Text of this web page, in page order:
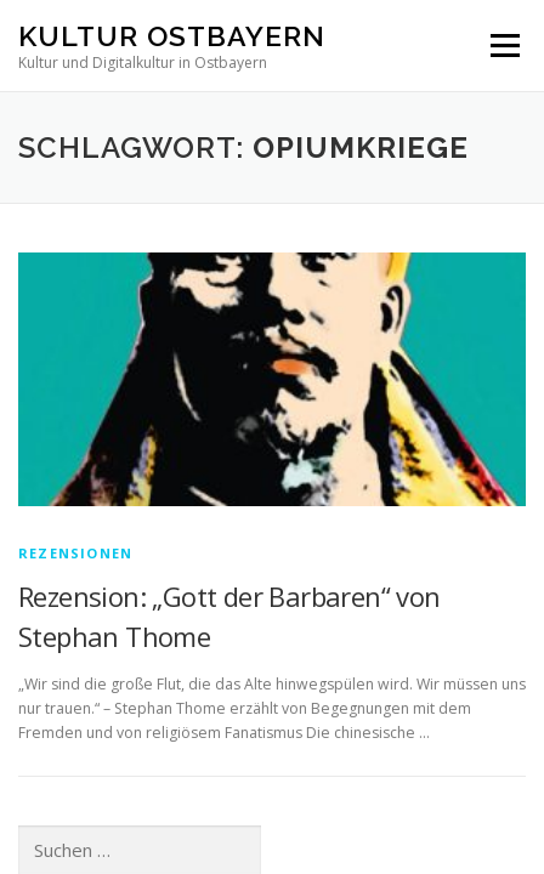
zum
Inhalt
KULTUR OSTBAYERN
Kultur und Digitalkultur in Ostbayern
Menü
SCHLAGWORT: OPIUMKRIEGE
REZENSIONEN
Rezension: „Gott der Barbaren“ von
Stephan Thome
„Wir sind die große Flut, die das Alte hinwegspülen wird. Wir müssen uns
nur trauen.“ – Stephan Thome erzählt von Begegnungen mit dem
Fremden und von religiösem Fanatismus Die chinesische …
nach: